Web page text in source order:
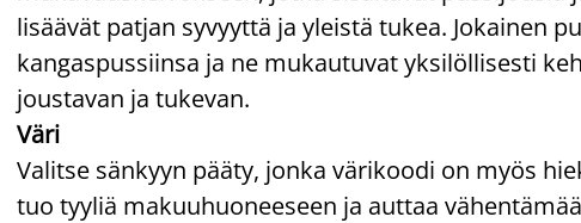
lisäävät patjan syvyyttä ja yleistä tukea. Jokainen
kangaspussiinsa ja ne mukautuvat yksilöllisesti
joustavan ja tukevan.
Väri
Valitse sänkyyn pääty, jonka värikoodi on myös
tuo tyyliä makuuhuoneeseen ja auttaa